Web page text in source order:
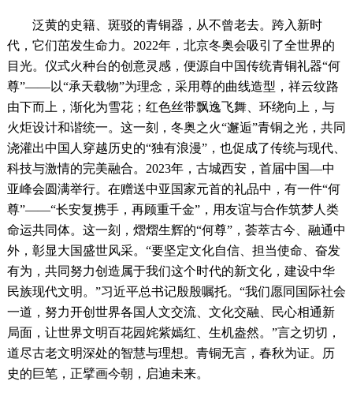
泛黄的史籍、斑驳的青铜器，从不曾老去。跨入新时
代，它们茁发生命力。 2022年，北京冬奥会吸引了全世界的
目光。仪式火种台的创意灵感，便源自中国传统青铜礼器“何
尊”——以“承天载物”为理念，采用尊的曲线造型，祥云纹路
由下而上，渐化为雪花；红色丝带飘逸飞舞、环绕向上，与
火炬设计和谐统一。这一刻，冬奥之火“邂逅”青铜之光，共同
浇灌出中国人穿越历史的“独有浪漫”，也促成了传统与现代、
科技与激情的完美融合。2023年，古城西安，首届中国—中
亚峰会圆满举行。在赠送中亚国家元首的礼品中，有一件“何
尊”——“长安复携手，再顾重千金”，用友谊与合作筑梦人类
命运共同体。这一刻，熠熠生辉的“何尊”，荟萃古今、融通中
外，彰显大国盛世风采。“要坚定文化自信、担当使命、奋发
有为，共同努力创造属于我们这个时代的新文化，建设中华
民族现代文明。”习近平总书记殷殷嘱托。“我们愿同国际社会
一道，努力开创世界各国人文交流、文化交融、民心相通新
局面，让世界文明百花园姹紫嫣红、生机盎然。”言之切切，
道尽古老文明深处的智慧与理想。青铜无言，春秋为证。历
史的巨笔，正擘画今朝，启迪未来。